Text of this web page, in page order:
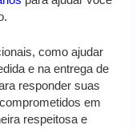
como ajudar
e na entrega de
responder suas
em
respeitosa e